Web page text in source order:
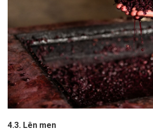
4.3. Lên men